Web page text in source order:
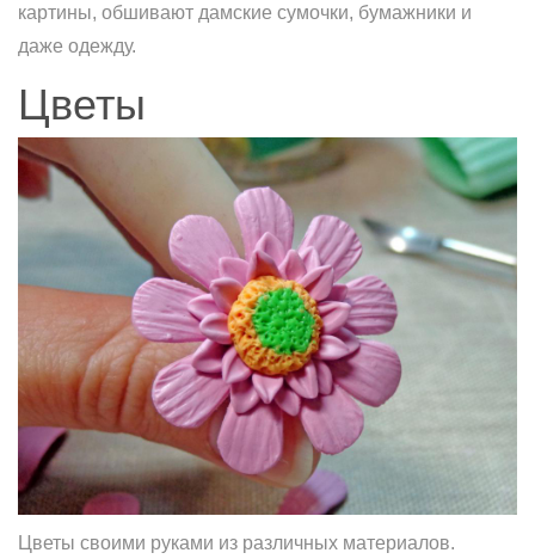
картины, обшивают дамские сумочки, бумажники и
даже одежду.
Цветы
Цветы своими руками из различных материалов.